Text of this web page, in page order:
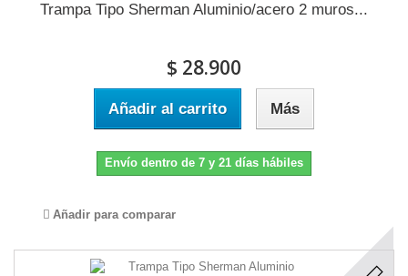
Trampa Tipo Sherman Aluminio/acero 2 muros...
$ 28.900
Añadir al carrito Más
Envío dentro de 7 y 21 días hábiles
Añadir para comparar